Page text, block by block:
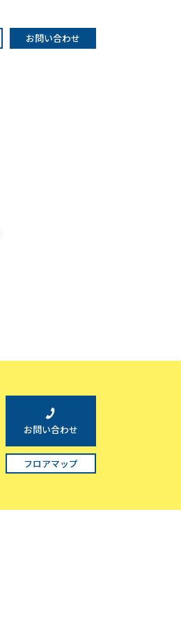
お問い合わせ
お問い合わせ
フロアマップ